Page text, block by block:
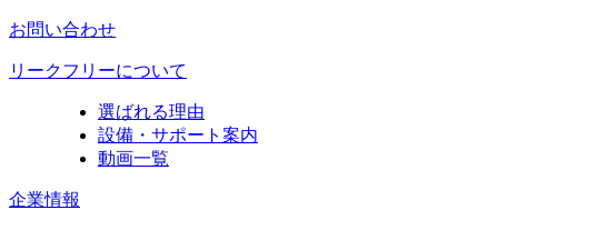
お問い合わせ
リークフリーについて
選ばれる理由
設備・サポート案内
動画一覧
企業情報